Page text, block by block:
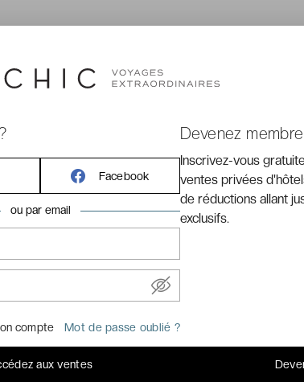
ou 2 lits simples
vue sur le jardin ou sur la ville, télévision à écran plat
téléphone, service radio, service de réveil, bureau,
chauffage (de novembre à mi-avril), Wi-Fi
Facebook
ou par email
compte Mot de passe oublié ?
aux ventes
Devenez
Inscrivez-vous
ventes privées
de réductions allant
exclusifs.